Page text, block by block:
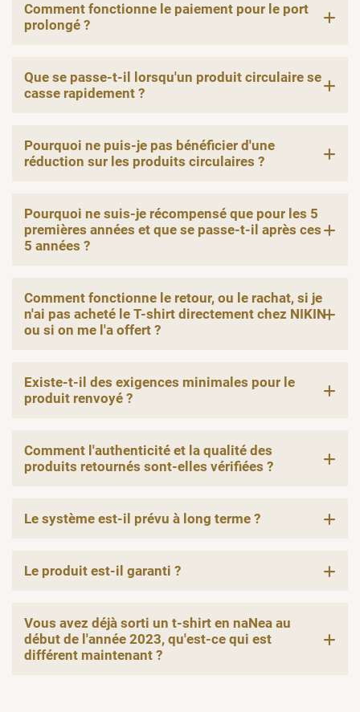
Comment fonctionne le paiement pour le port
prolongé ?
Que se passe-t-il lorsqu'un produit circulaire se
casse rapidement ?
Pourquoi ne puis-je pas bénéficier d'une
réduction sur les produits circulaires ?
Pourquoi ne suis-je récompensé que pour les 5
premières années et que se passe-t-il après ces
5 années ?
Comment fonctionne le retour, ou le rachat, si je
n'ai pas acheté le T-shirt directement chez NIKIN
ou si on me l'a offert ?
Existe-t-il des exigences minimales pour le
produit renvoyé ?
Comment l'authenticité et la qualité des
produits retournés sont-elles vérifiées ?
Le système est-il prévu à long terme ?
Le produit est-il garanti ?
Vous avez déjà sorti un t-shirt en naNea au
début de l'année 2023, qu'est-ce qui est
différent maintenant ?